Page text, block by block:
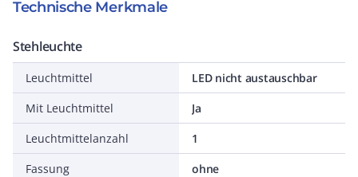
Technische Merkmale
Stehleuchte
Leuchtmittel
LED nicht austauschbar
Mit Leuchtmittel
Ja
Leuchtmittelanzahl
1
Fassung
ohne